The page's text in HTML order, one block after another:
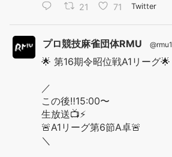
21 71 Twitter
プロ競技麻雀団体RMU @rmu1
🌟 第16期令昭位戦A1リーグ🌟
／
この後‼️15:00〜
生放送📺⚡️
🚨A1リーグ第6節A卓🚨
＼